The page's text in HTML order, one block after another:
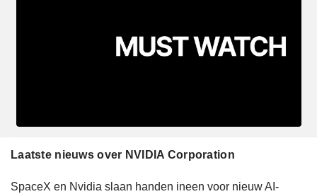
Laatste nieuws over NVIDIA Corporation
SpaceX en Nvidia slaan handen ineen voor nieuw AI-